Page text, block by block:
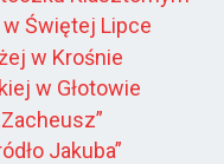
Świętej Lipce
w Krośnie
w Głotowie
Jakuba”